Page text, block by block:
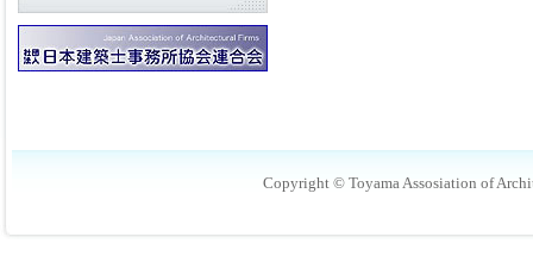
Copyright © Toyama Assosiation of